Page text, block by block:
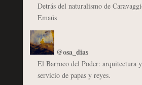
Detrás del naturalismo de
Emaús
@osa_dias
El Barroco del Poder: arquitectura
servicio de papas y reyes.